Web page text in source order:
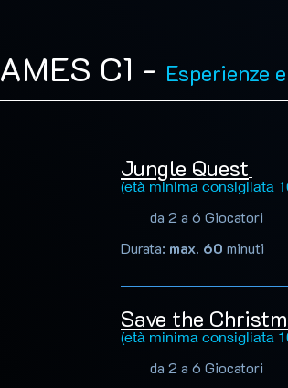
C1 - Esperienze
Jungle Quest
(età minima consigliata
da 2 a 6 Giocatori
Durata: max. 60 minuti
Save the
(età minima consigliata
da 2 a 6 Giocatori